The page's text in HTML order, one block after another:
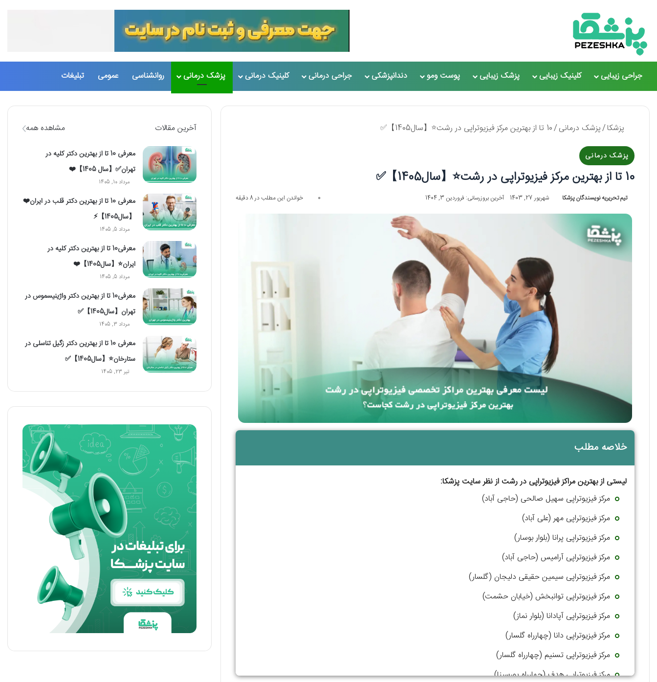
جراحی زیبایی کلینیک زیبایی پزشک زیبایی پوست ومو دندانپزشکی جراحی درمانی کلینیک درمانی پزشک درمانی روانشناسی عمومی تبلیغات
پزشکا/پزشک درمانی/10 تا از بهترین مرکز فیزیوتراپی در رشت⭐【سال1405】✅
پزشک درمانی
10 تا از بهترین مرکز فیزیوتراپی در رشت⭐【سال1405】✅
تیم تحریریه نویسندگان پزشکا شهریور 27, 1403 آخرین بروزرسانی: فروردین 3, 1404 0 خواندن این مطلب در 8 دقیقه
خلاصه مطلب
لیستی از بهترین مراکز فیزیوتراپی در رشت از نظر سایت پزشکا:
مرکز فیزیوتراپی سهیل صالحی (حاجی آباد)
مرکز فیزیوتراپی مهر (علی آباد)
مرکز فیزیوتراپی پرانا (بلوار بوسار)
مرکز فیزیوتراپی آرامیس (حاجی آباد)
مرکز فیزیوتراپی سیمین حقیقی دلیجان (گلسار)
مرکز فیزیوتراپی توانبخش (خیابان حشمت)
مرکز فیزیوتراپی آپادانا (بلوار نماز)
مرکز فیزیوتراپی دانا (چهارراه گلسار)
مرکز فیزیوتراپی تسنیم (چهارراه گلسار)
مرکز فیزیوتراپی هدف (چهارراه پورسینا)
آخرین مقالات مشاهده همه
معرفی 10 تا از بهترین دکتر کلیه در
تهران✅【سال 1405】❤️
مرداد 10, 1405
معرفی 10 تا از بهترین دکتر قلب در ایران❤️
【سال1405】⚡️
مرداد 5, 1405
معرفی10 تا از بهترین دکتر کلیه در
ایران⭐【سال1405】❤️
مرداد 5, 1405
معرفی10 تا از بهترین دکتر واژینیسموس در
تهران【سال1405】✅
مرداد 3, 1405
معرفی 10 تا از بهترین دکتر زگیل تناسلی در
ستارخان⭐【سال1405】✅
تیر 23, 1405